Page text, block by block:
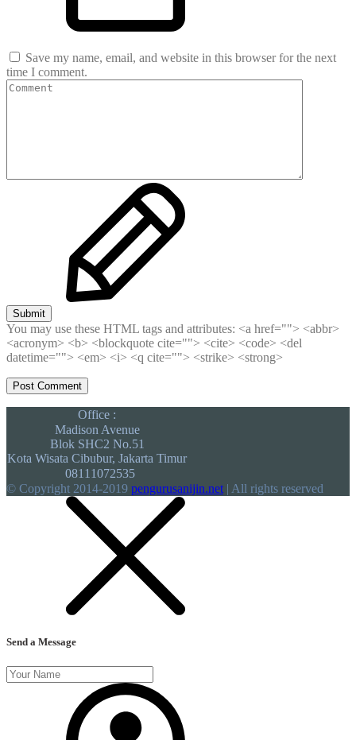
Save my name, email, and website in this browser for the next
time I comment.
Submit
You may use these HTML tags and attributes: <a href=""> <abbr>
<acronym> <b> <blockquote cite=""> <cite> <code> <del
datetime=""> <em> <i> <q cite=""> <strike> <strong>
Office :
Madison Avenue
Blok SHC2 No.51
Kota Wisata Cibubur, Jakarta Timur
08111072535
© Copyright 2014-2019 pengurusanijin.net | All rights reserved
Send a Message